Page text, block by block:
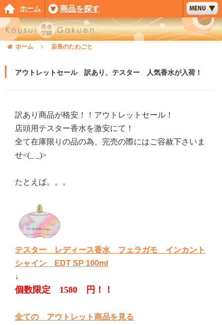
ホーム 商品を探す
ホーム 店長のたわごと
アウトレットセール 訳あり、テスター 人気香水が入荷！
訳あり商品が格安！！アウトレットセール！
店頭用テスター香水を激安にて！
全て在庫限りの品の為、完売の際にはご容赦下さいま
せ<(_ _)>
たとえば。。。
テスター レディース香水 フェラガモ インカント
シャイン EDT SP 100ml
↓
個数限定 1580 円！！
全ての アウトレット商品を見る